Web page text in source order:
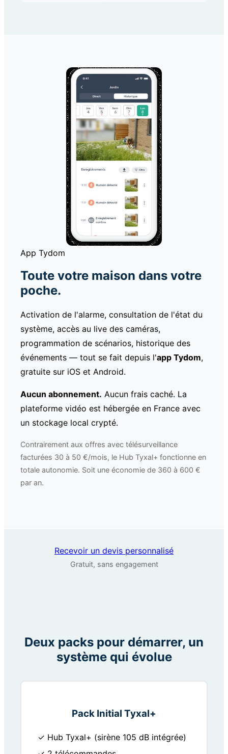
App Tydom
Toute votre maison dans votre
poche.
Activation de l'alarme, consultation de l'état du
système, accès au live des caméras,
programmation de scénarios, historique des
événements — tout se fait depuis l'app Tydom,
gratuite sur iOS et Android.
Aucun abonnement. Aucun frais caché. La
plateforme vidéo est hébergée en France avec
un stockage local crypté.
Contrairement aux offres avec télésurveillance
facturées 30 à 50 €/mois, le Hub Tyxal+ fonctionne en
totale autonomie. Soit une économie de 360 à 600 €
par an.
Recevoir un devis personnalisé
Gratuit, sans engagement
Deux packs pour démarrer, un
système qui évolue
Pack Initial Tyxal+
✓ Hub Tyxal+ (sirène 105 dB intégrée)